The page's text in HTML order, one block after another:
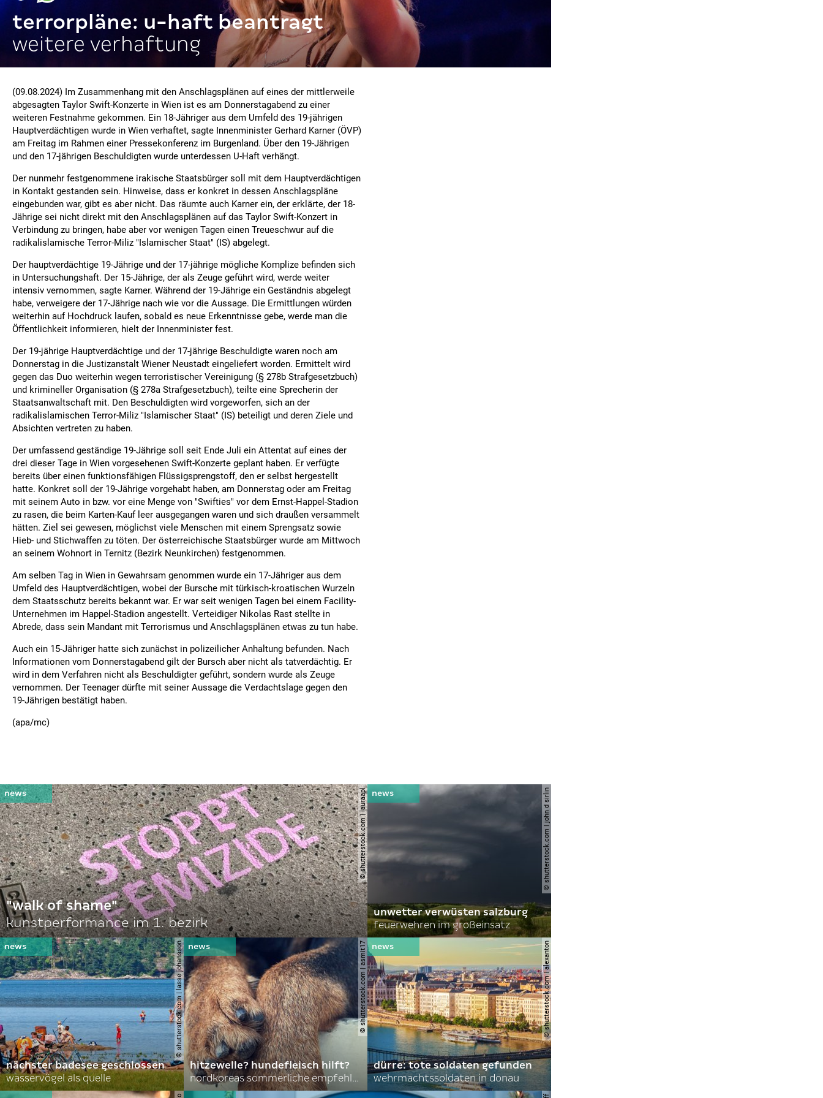
terrorpläne: u-haft beantragt
weitere verhaftung
(09.08.2024) Im Zusammenhang mit den Anschlagsplänen auf eines der mittlerweile
abgesagten Taylor Swift-Konzerte in Wien ist es am Donnerstagabend zu einer
weiteren Festnahme gekommen. Ein 18-Jähriger aus dem Umfeld des 19-jährigen
Hauptverdächtigen wurde in Wien verhaftet, sagte Innenminister Gerhard Karner (ÖVP)
am Freitag im Rahmen einer Pressekonferenz im Burgenland. Über den 19-Jährigen
und den 17-jährigen Beschuldigten wurde unterdessen U-Haft verhängt.
Der nunmehr festgenommene irakische Staatsbürger soll mit dem Hauptverdächtigen
in Kontakt gestanden sein. Hinweise, dass er konkret in dessen Anschlagspläne
eingebunden war, gibt es aber nicht. Das räumte auch Karner ein, der erklärte, der 18-
Jährige sei nicht direkt mit den Anschlagsplänen auf das Taylor Swift-Konzert in
Verbindung zu bringen, habe aber vor wenigen Tagen einen Treueschwur auf die
radikalislamische Terror-Miliz "Islamischer Staat" (IS) abgelegt.
Der hauptverdächtige 19-Jährige und der 17-jährige mögliche Komplize befinden sich
in Untersuchungshaft. Der 15-Jährige, der als Zeuge geführt wird, werde weiter
intensiv vernommen, sagte Karner. Während der 19-Jährige ein Geständnis abgelegt
habe, verweigere der 17-Jährige nach wie vor die Aussage. Die Ermittlungen würden
weiterhin auf Hochdruck laufen, sobald es neue Erkenntnisse gebe, werde man die
Öffentlichkeit informieren, hielt der Innenminister fest.
Der 19-jährige Hauptverdächtige und der 17-jährige Beschuldigte waren noch am
Donnerstag in die Justizanstalt Wiener Neustadt eingeliefert worden. Ermittelt wird
gegen das Duo weiterhin wegen terroristischer Vereinigung (§ 278b Strafgesetzbuch)
und krimineller Organisation (§ 278a Strafgesetzbuch), teilte eine Sprecherin der
Staatsanwaltschaft mit. Den Beschuldigten wird vorgeworfen, sich an der
radikalislamischen Terror-Miliz "Islamischer Staat" (IS) beteiligt und deren Ziele und
Absichten vertreten zu haben.
Der umfassend geständige 19-Jährige soll seit Ende Juli ein Attentat auf eines der
drei dieser Tage in Wien vorgesehenen Swift-Konzerte geplant haben. Er verfügte
bereits über einen funktionsfähigen Flüssigsprengstoff, den er selbst hergestellt
hatte. Konkret soll der 19-Jährige vorgehabt haben, am Donnerstag oder am Freitag
mit seinem Auto in bzw. vor eine Menge von "Swifties" vor dem Ernst-Happel-Stadion
zu rasen, die beim Karten-Kauf leer ausgegangen waren und sich draußen versammelt
hätten. Ziel sei gewesen, möglichst viele Menschen mit einem Sprengsatz sowie
Hieb- und Stichwaffen zu töten. Der österreichische Staatsbürger wurde am Mittwoch
an seinem Wohnort in Ternitz (Bezirk Neunkirchen) festgenommen.
Am selben Tag in Wien in Gewahrsam genommen wurde ein 17-Jähriger aus dem
Umfeld des Hauptverdächtigen, wobei der Bursche mit türkisch-kroatischen Wurzeln
dem Staatsschutz bereits bekannt war. Er war seit wenigen Tagen bei einem Facility-
Unternehmen im Happel-Stadion angestellt. Verteidiger Nikolas Rast stellte in
Abrede, dass sein Mandant mit Terrorismus und Anschlagsplänen etwas zu tun habe.
Auch ein 15-Jähriger hatte sich zunächst in polizeilicher Anhaltung befunden. Nach
Informationen vom Donnerstagabend gilt der Bursch aber nicht als tatverdächtig. Er
wird in dem Verfahren nicht als Beschuldigter geführt, sondern wurde als Zeuge
vernommen. Der Teenager dürfte mit seiner Aussage die Verdachtslage gegen den
19-Jährigen bestätigt haben.
(apa/mc)
© shutterstock.com | lauraapl
"walk of shame"
kunstperformance im 1. bezirk
© shutterstock.com | john d sirlin
unwetter verwüsten salzburg
feuerwehren im großeinsatz
© shutterstock.com | lasse johansson
nächster badesee geschlossen
wasservögel als quelle
© shutterstock.com | asmit17
hitzewelle? hundefleisch hilft?
nordkoreas sommerliche empfehlungen
© shutterstock.com | alexanton
dürre: tote soldaten gefunden
wehrmachtssoldaten in donau